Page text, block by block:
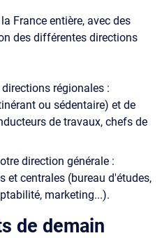
France entière, avec des
des différentes directions
régionales :
ou sédentaire) et de
de travaux, chefs de
direction générale :
centrales (bureau d'études,
marketing...).
de demain